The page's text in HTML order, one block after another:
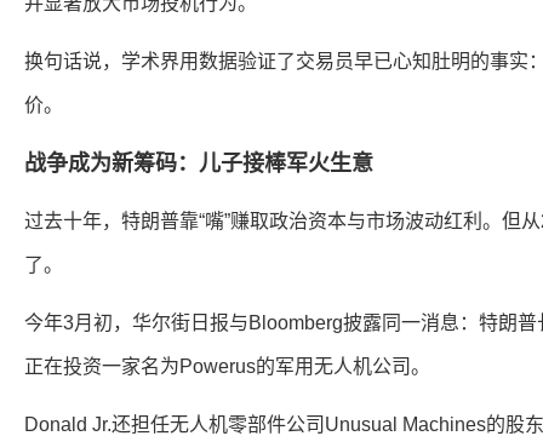
换句话说，学术界用数据验证了交易员早已心知肚明的事实
价。
战争成为新筹码：儿子接棒军火生意
过去十年，特朗普靠“嘴”赚取政治资本与市场波动红利。但
了。
今年3月初，华尔街日报与Bloomberg披露同一消息：特朗
正在投资一家名为Powerus的军用无人机公司。
Donald Jr.还担任无人机零部件公司Unusual Machines的股